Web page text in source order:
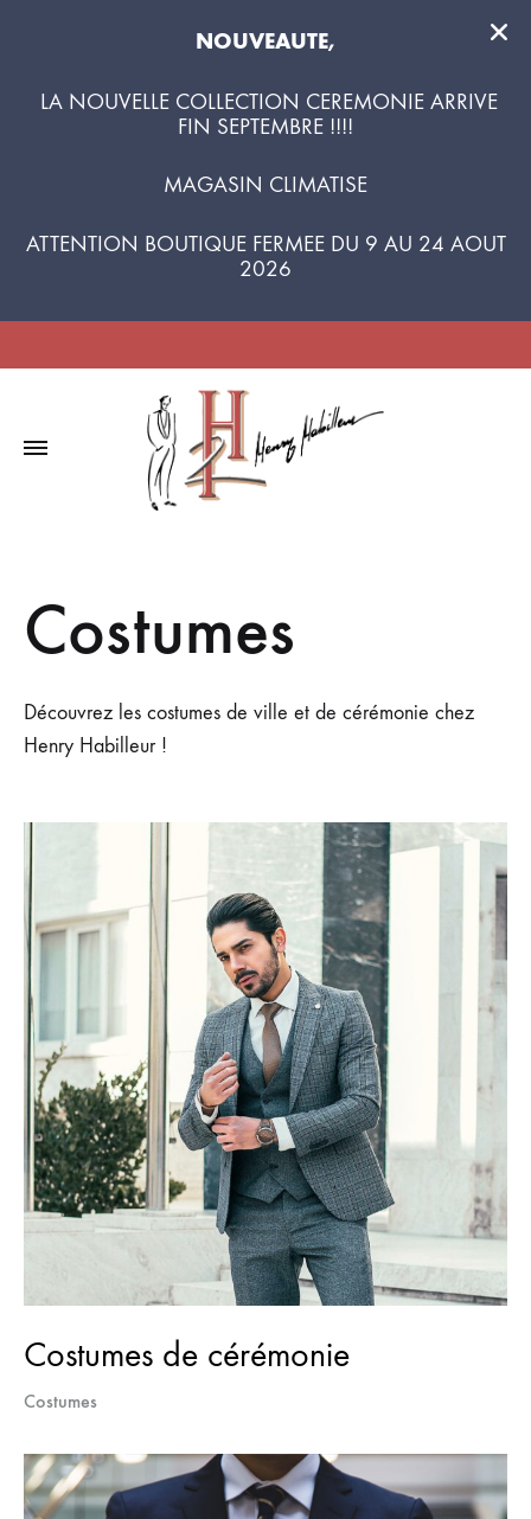
Costumes
Découvrez les costumes de ville et de cérémonie chez
Henry Habilleur !
Costumes de cérémonie
Costumes
NOUVEAUTE,
LA NOUVELLE COLLECTION CEREMONIE ARRIVE
FIN SEPTEMBRE !!!!
MAGASIN CLIMATISE
ATTENTION BOUTIQUE FERMEE DU 9 AU 24 AOUT
2026